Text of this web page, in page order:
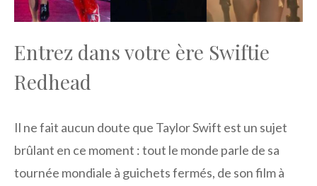
Entrez dans votre ère Swiftie
Redhead
Il ne fait aucun doute que Taylor Swift est un sujet
brûlant en ce moment : tout le monde parle de sa
tournée mondiale à guichets fermés, de son film à